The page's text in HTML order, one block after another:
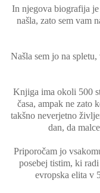
In njegova biografija
našla, zato sem vam
Našla sem jo na
Knjiga ima okoli 500
časa, ampak ne zato
takšno neverjetno
dan, da
Priporočam jo
posebej tistim, ki
evropska elita v